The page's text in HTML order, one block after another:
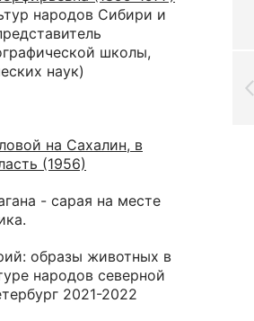
народов Сибири и
школы,
наук)
на Сахалин, в
(1956)
- сарая на месте
образы животных в
народов северной
2021-2022